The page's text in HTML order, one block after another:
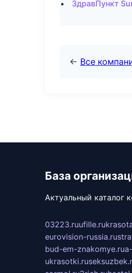
ЗдравПункт
← Все
База
Актуальный каталог
03223.ruufille.ru
eurovision-russia.ru
bud-em-znakomye.ru
ukrasotki.ru